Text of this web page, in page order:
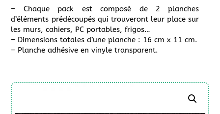
– Chaque pack est composé de 2 planches
d’éléments prédécoupés qui trouveront leur place sur
les murs, cahiers, PC portables, frigos…
– Dimensions totales d’une planche : 16 cm x 11 cm.
– Planche adhésive en vinyle transparent.